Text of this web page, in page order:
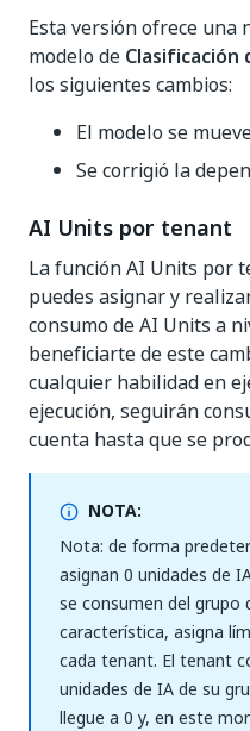
Esta versión ofrece una
modelo de
los siguientes cambios:
El modelo se
Se corrigió la
AI Units por tenant
La función AI Units por
puedes asignar y
consumo de AI Units a
beneficiarte de este
cualquier habilidad en
ejecución, seguirán
cuenta hasta que se
NOTA:
Nota: de forma
asignan 0 unidades de
se consumen del grupo
característica, asigna
cada tenant. El tenant
unidades de IA de su
llegue a 0 y, en este